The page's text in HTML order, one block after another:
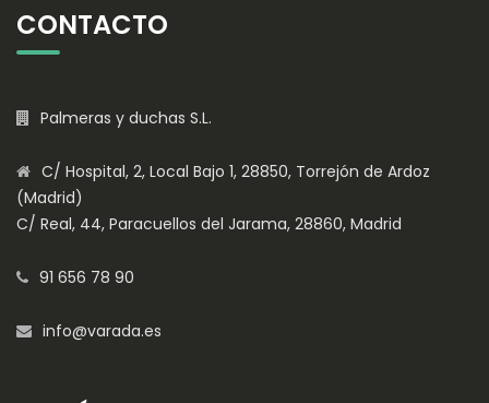
CONTACTO
Palmeras y duchas S.L.
C/ Hospital, 2, Local Bajo 1, 28850, Torrejón de Ardoz
(Madrid)
C/ Real, 44, Paracuellos del Jarama, 28860, Madrid
91 656 78 90
info@varada.es